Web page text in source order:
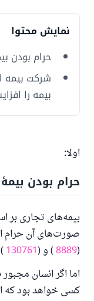
نمایش محتوا
حرام بودن
شرکت بیمه
بیمه را
اولا:
حرام بودن
بیمه‌های تجاری بر
صورت‌های آن حرام
(
8889) و (130761
اما اگر انسان
کسی خواهد بود که